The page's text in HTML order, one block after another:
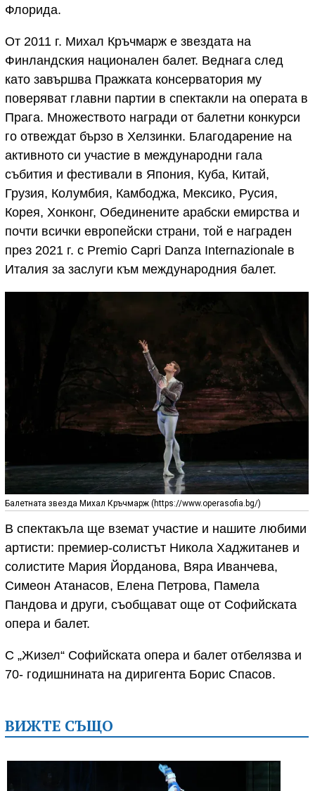
Флорида.
От 2011 г. Михал Кръчмарж е звездата на
Финландския национален балет. Веднага след
като завършва Пражката консерватория му
поверяват главни партии в спектакли на операта в
Прага. Множеството награди от балетни конкурси
го отвеждат бързо в Хелзинки. Благодарение на
активното си участие в международни гала
събития и фестивали в Япония, Куба, Китай,
Грузия, Колумбия, Камбоджа, Мексико, Русия,
Корея, Хонконг, Обединените арабски емирства и
почти всички европейски страни, той е награден
през 2021 г. с Premio Capri Danza Internazionale в
Италия за заслуги към международния балет.
Балетната звезда Михал Кръчмарж (https://www.operasofia.bg/)
В спектакъла ще вземат участие и нашите любими
артисти: премиер-солистът Никола Хаджитанев и
солистите Мария Йорданова, Вяра Иванчева,
Симеон Атанасов, Елена Петрова, Памела
Пандова и други, съобщават още от Софийската
опера и балет.
С „Жизел“ Софийската опера и балет отбелязва и
70- годишнината на диригента Борис Спасов.
ВИЖТЕ СЪЩО